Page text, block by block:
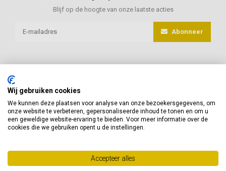
Blijf op de hoogte van onze laatste acties
Abonneer
van Eck Beenmode
Heeft u vragen of advies nodig, neem gerust contact met ons op!
1311 HK
Almere, Nederland
Wij gebruiken cookies
We kunnen deze plaatsen voor analyse van onze bezoekersgegevens, om
onze website te verbeteren, gepersonaliseerde inhoud te tonen en om u
een geweldige website-ervaring te bieden. Voor meer informatie over de
cookies die we gebruiken opent u de instellingen.
Accepteer alles